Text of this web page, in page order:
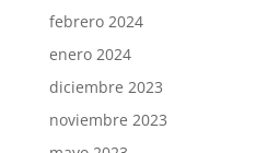
febrero 2024
enero 2024
diciembre 2023
noviembre 2023